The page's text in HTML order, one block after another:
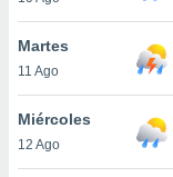
cookies
aceptar
Martes
11 Ago
Miércoles
12 Ago